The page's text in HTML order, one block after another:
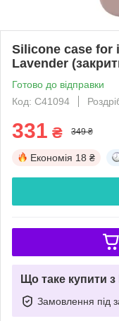
Silicone case for
Lavender
Готово до відправки
Код: C41094
331 ₴ 349 ₴
Економія 18 ₴
Що таке купити
Замовлення під